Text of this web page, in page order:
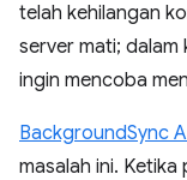
telah kehilangan
server mati;
ingin mencoba
BackgroundSync
masalah ini.